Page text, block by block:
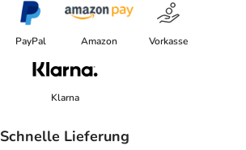
PayPal Amazon Vorkasse
Klarna
Schnelle Lieferung